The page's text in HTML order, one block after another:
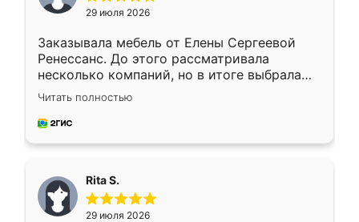
29 июля 2026
Заказывала мебель от Елены Сергеевой
Ренессанс. До этого рассматривала
несколько компаний, но в итоге выбрала
эту. Сначала обговорили условия, потом
приехал замерщик, всё спокойно объяснил
и снял размеры. Изготовили в срок, с
каких-либо доработок. Качеством осталась
довольна, все выглядит так, как и ожидала.
Читать полностью
Rita S.
29 июля 2026